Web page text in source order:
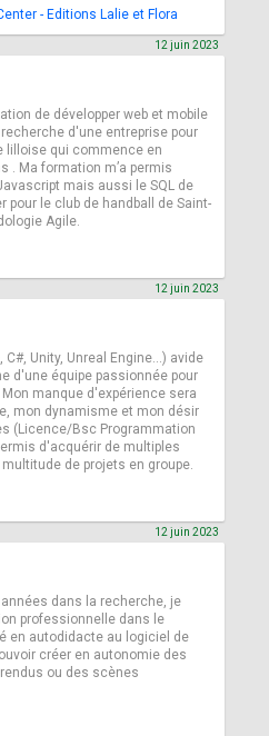
- Editions Lalie et Flora
12 juin 2023
de développer web et mobile
d'une entreprise pour
lilloise qui commence en
. Ma formation m’a permis
mais aussi le SQL de
pour le club de handball de Saint-
Agile.
12 juin 2023
Unity, Unreal Engine...) avide
d'une équipe passionnée pour
manque d'expérience sera
mon dynamisme et mon désir
(Licence/Bsc Programmation
d'acquérir de multiples
de projets en groupe.
12 juin 2023
dans la recherche, je
professionnelle dans le
en autodidacte au logiciel de
créer en autonomie des
ou des scènes